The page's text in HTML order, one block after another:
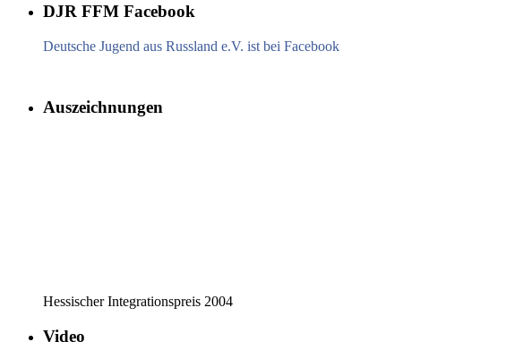
DJR FFM Facebook
Deutsche Jugend aus Russland e.V. ist bei Facebook
Auszeichnungen
Hessischer Integrationspreis 2004
Video